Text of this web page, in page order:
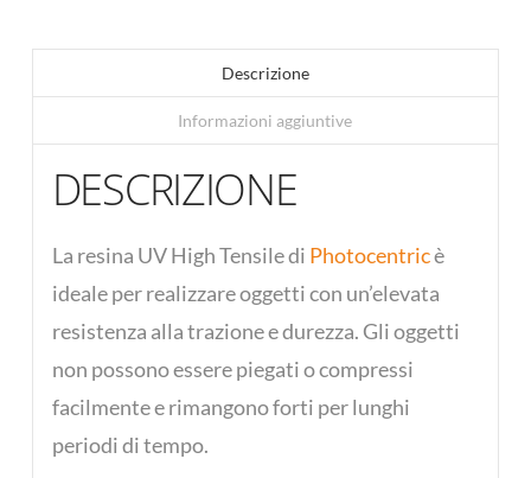
Descrizione
Informazioni aggiuntive
DESCRIZIONE
La resina UV High Tensile di Photocentricè
ideale per realizzare oggetti con un’elevata
resistenza alla trazione e durezza. Gli oggetti
non possono essere piegati o compressi
facilmente e rimangono forti per lunghi
periodi di tempo.